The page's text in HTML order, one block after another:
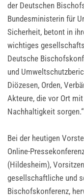
der Deutschen
Bundesministerin für
Sicherheit, betont in
wichtiges
Deutsche
und
Diözesen, Orden,
Akteure, die vor Ort
Nachhaltigkeit sorgen.“
Bei der heutigen
Online-
(Hildesheim),
gesellschaftliche und
Bischofskonferenz,